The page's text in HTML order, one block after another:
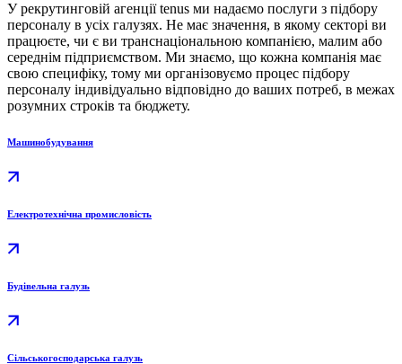
У рекрутинговій агенції tenus ми надаємо послуги з підбору
персоналу в усіх галузях. Не має значення, в якому секторі ви
працюєте, чи є ви транснаціональною компанією, малим або
середнім підприємством. Ми знаємо, що кожна компанія має
свою специфіку, тому ми організовуємо процес підбору
персоналу індивідуально відповідно до ваших потреб, в межах
розумних строків та бюджету.
Машинобудування
Електротехнічна промисловість
Будівельна галузь
Сільськогосподарська галузь